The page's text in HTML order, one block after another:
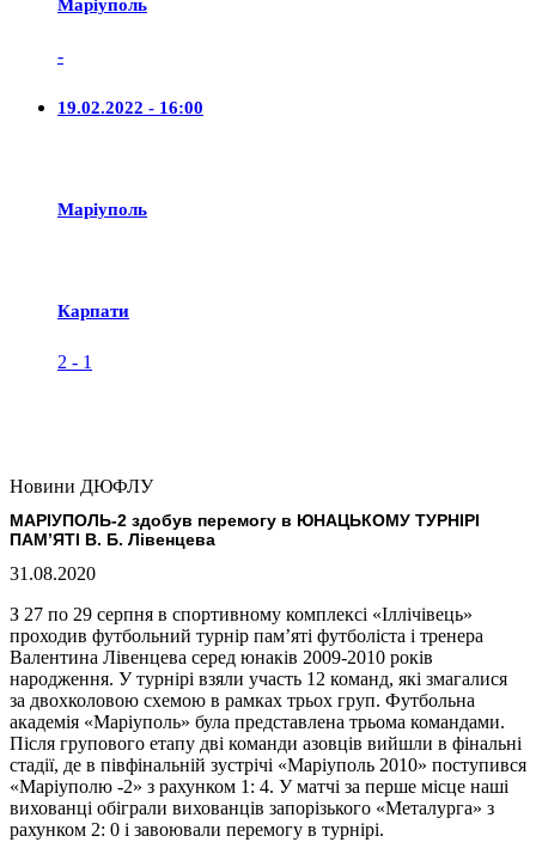
Маріуполь
-
19.02.2022 - 16:00
Маріуполь
Карпати
2 - 1
Новини ДЮФЛУ
МАРІУПОЛЬ-2 здобув перемогу в ЮНАЦЬКОМУ ТУРНІРІ
ПАМ’ЯТІ В. Б. Лівенцева
31.08.2020
З 27 по 29 серпня в спортивному комплексі «Іллічівець»
проходив футбольний турнір пам’яті футболіста і тренера
Валентина Лівенцева серед юнаків 2009-2010 років
народження. У турнірі взяли участь 12 команд, які змагалися
за двохколовою схемою в рамках трьох груп. Футбольна
академія «Маріуполь» була представлена ​​трьома командами.
Після групового етапу дві команди азовців вийшли в фінальні
стадії, де в півфінальній зустрічі «Маріуполь 2010» поступився
«Маріуполю -2» з рахунком 1: 4. У матчі за перше місце наші
вихованці обіграли вихованців запорізького «Металурга» з
рахунком 2: 0 і завоювали перемогу в турнірі.